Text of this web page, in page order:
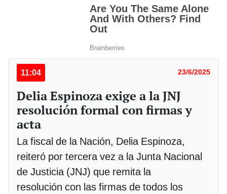
11:04 23/6/2025
Delia Espinoza exige a la JNJ
resolución formal con firmas y
acta
La fiscal de la Nación, Delia Espinoza,
reiteró por tercera vez a la Junta Nacional
de Justicia (JNJ) que remita la
resolución con las firmas de todos los